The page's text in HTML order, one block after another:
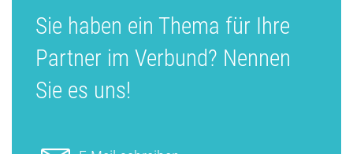
Sie haben ein Thema für Ihre
Partner im Verbund? Nennen
Sie es uns!